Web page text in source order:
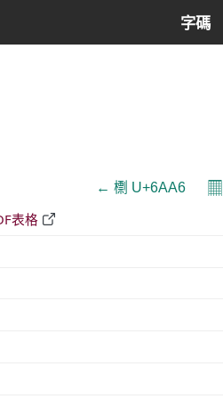
字碼
← 檦 U+6AA6 𝄜
表格